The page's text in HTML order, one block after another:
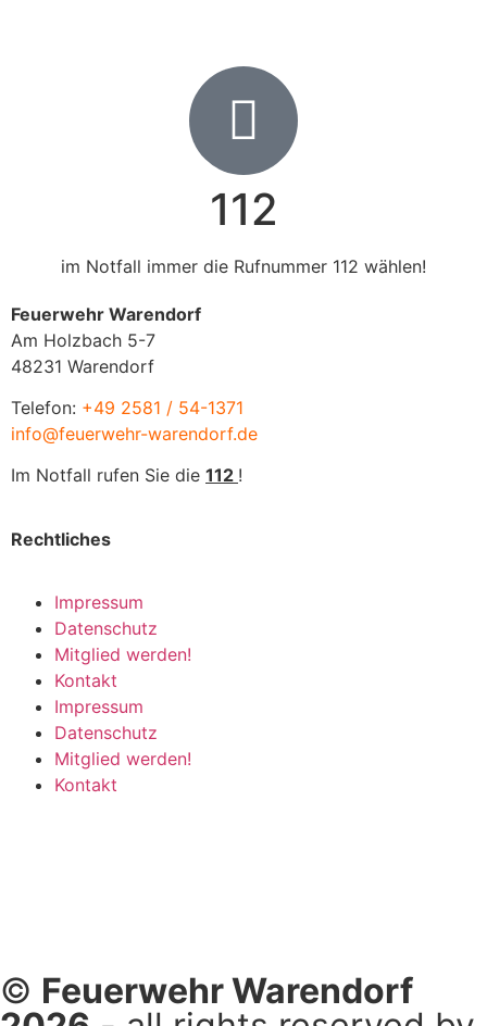
112
im Notfall immer die Rufnummer 112 wählen!
Feuerwehr Warendorf
Am Holzbach 5-7
48231 Warendorf
Telefon: +49 2581 / 54-1371
info@feuerwehr-warendorf.de
Im Notfall rufen Sie die 112 !
Rechtliches
Impressum
Datenschutz
Mitglied werden!
Kontakt
Impressum
Datenschutz
Mitglied werden!
Kontakt
© Feuerwehr Warendorf